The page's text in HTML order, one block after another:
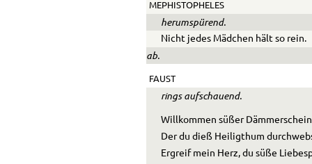
MEPHISTOPHELES
herumspürend.
Nicht jedes Mädchen hält so rein.
ab.
FAUST
rings aufschauend.
Willkommen süßer
Der du dieß Heiligthum
Ergreif mein Herz, du süße